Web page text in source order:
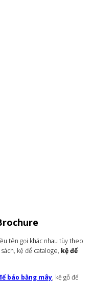
tên gọi khác nhau tùy theo
kệ để cataloge, kệ để
báo bằng mây, kệ gỗ để